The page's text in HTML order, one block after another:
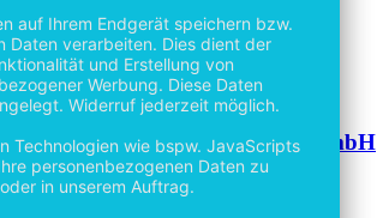
der Flughafen München GmbH